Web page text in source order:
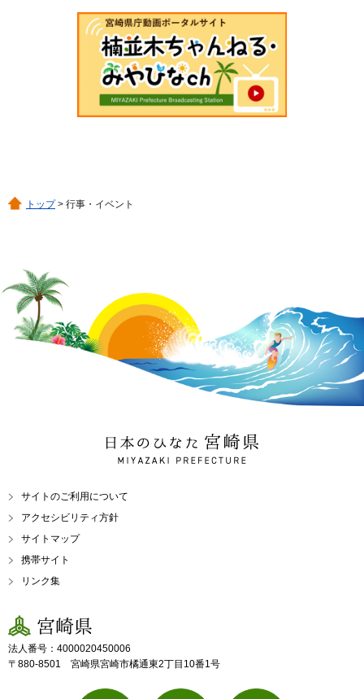
トップ> 行事・イベント
日本のひなた 宮崎県
MIYAZAKI PREFECTURE
サイトのご利用について
アクセシビリティ方針
サイトマップ
携帯サイト
リンク集
宮崎県
法人番号：4000020450006
〒880-8501 宮崎県宮崎市橘通東2丁目10番1号